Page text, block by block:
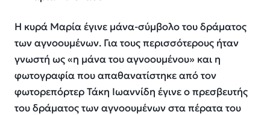
Η κυρά Μαρία έγινε μάνα-σύμβολο του δράματος
των αγνοουμένων. Για τους περισσότερους ήταν
γνωστή ως «η μάνα του αγνοουμένου» και η
φωτογραφία που απαθανατίστηκε από τον
φωτορεπόρτερ Τάκη Ιωαννίδη έγινε ο πρεσβευτής
του δράματος των αγνοουμένων στα πέρατα του